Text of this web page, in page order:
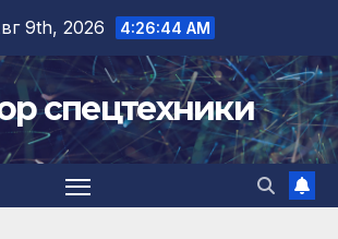
9th, 2026 4:26:45 AM
спецтехники